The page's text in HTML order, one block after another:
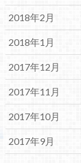
2018年2月
2018年1月
2017年12月
2017年11月
2017年10月
2017年9月